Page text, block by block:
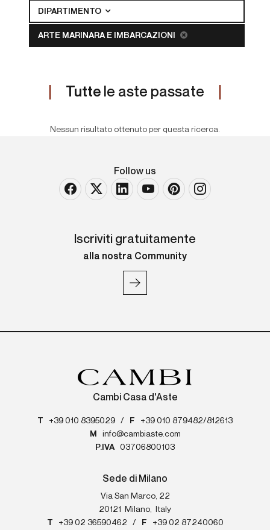
DIPARTIMENTO
ARTE MARINARA E IMBARCAZIONI
Tutte le aste passate
Nessun risultato ottenuto per questa ricerca.
Follow us
Iscriviti gratuitamente
alla nostra Community
Cambi Casa d'Aste
T +39 010 8395029 / F
+39 010 879482/812613
M
info@cambiaste.com
P.IVA
03706800103
Sede di Milano
Via San Marco, 22
20121
Milano
Italy
T
+39 02 36590462 / F
+39 02 87240060